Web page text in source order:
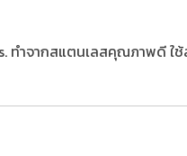
ทำจากสแตนเลสคุณภาพดี ใช้